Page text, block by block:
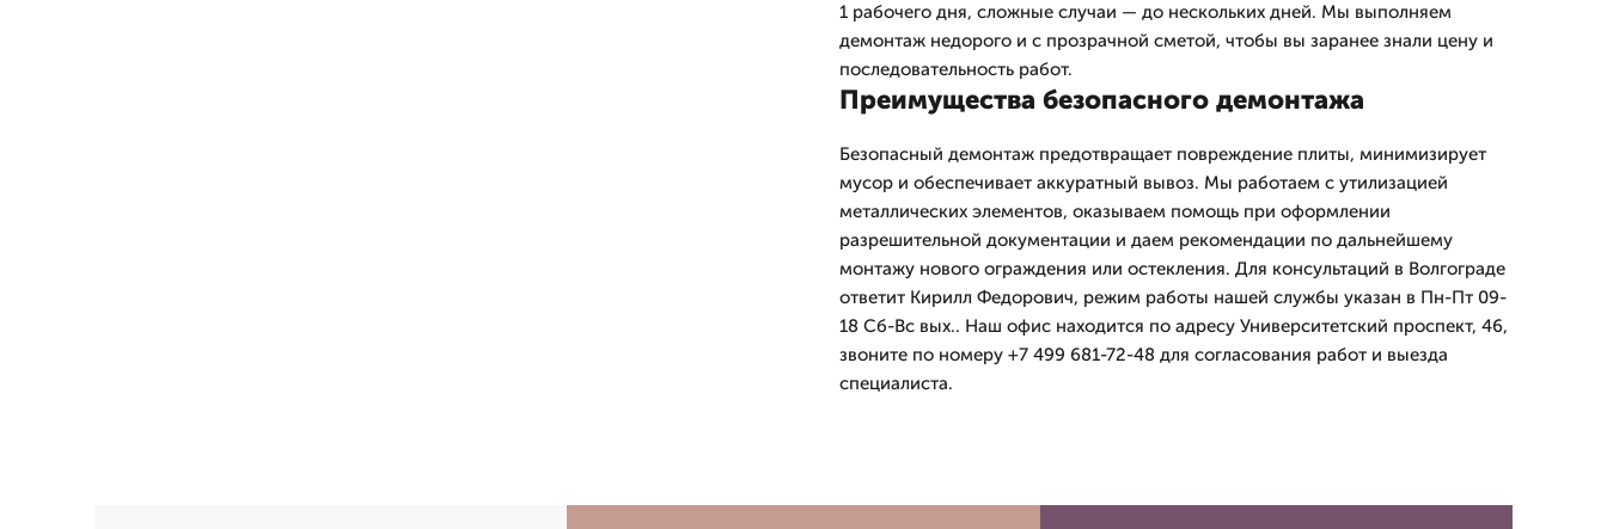
1 рабочего дня, сложные случаи — до нескольких дней. Мы выполняем
демонтаж недорого и с прозрачной сметой, чтобы вы заранее знали цену и
последовательность работ.
Преимущества безопасного демонтажа
Безопасный демонтаж предотвращает повреждение плиты, минимизирует
мусор и обеспечивает аккуратный вывоз. Мы работаем с утилизацией
металлических элементов, оказываем помощь при оформлении
разрешительной документации и даем рекомендации по дальнейшему
монтажу нового ограждения или остекления. Для консультаций в Волгограде
ответит Кирилл Федорович, режим работы нашей службы указан в Пн-Пт 09-
18 Сб-Вс вых.. Наш офис находится по адресу Университетский проспект, 46,
звоните по номеру +7 499 681-72-48 для согласования работ и выезда
специалиста.